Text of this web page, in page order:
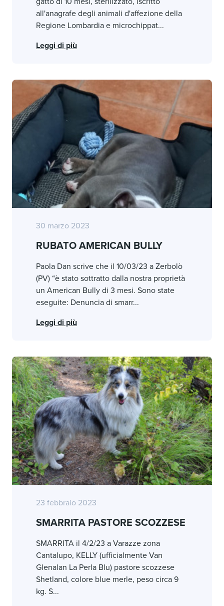
all'anagrafe degli animali d'affezione della
Regione Lombardia e microchippat...
Leggi di più
30 marzo 2023
RUBATO AMERICAN BULLY
Paola Dan scrive che il 10/03/23 a Zerbolò
(PV) “è stato sottratto dalla nostra proprietà
un American Bully di 3 mesi. Sono state
eseguite: Denuncia di smarr...
Leggi di più
23 febbraio 2023
SMARRITA PASTORE SCOZZESE
SMARRITA il 4/2/23 a Varazze zona
Cantalupo, KELLY (ufficialmente Van
Glenalan La Perla Blu) pastore scozzese
Shetland, colore blue merle, peso circa 9
kg. S...